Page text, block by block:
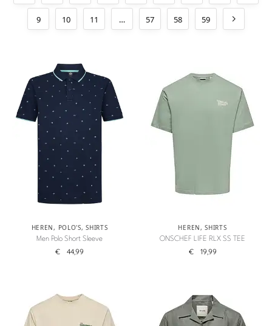
9 10 11 … 57 58 59
HEREN, POLO'S,SHIRTS
Men Polo Short Sleeve
€ 44,99
HEREN,SHIRTS
ONSCHEF LIFE RLX SS TEE
€ 19,99